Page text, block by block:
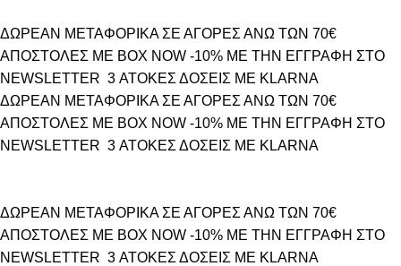
ΔΩΡΕΑΝ ΜΕΤΑΦΟΡΙΚΑ ΣΕ ΑΓΟΡΕΣ ΑΝΩ ΤΩΝ 70€
ΑΠΟΣΤΟΛΕΣ ΜΕ BOX NOW -10% ΜΕ ΤΗΝ ΕΓΓΡΑΦΗ ΣΤΟ
NEWSLETTER 3 ΑΤΟΚΕΣ ΔΟΣΕΙΣ ΜΕ KLARNA
ΔΩΡΕΑΝ ΜΕΤΑΦΟΡΙΚΑ ΣΕ ΑΓΟΡΕΣ ΑΝΩ ΤΩΝ 70€
ΑΠΟΣΤΟΛΕΣ ΜΕ BOX NOW -10% ΜΕ ΤΗΝ ΕΓΓΡΑΦΗ ΣΤΟ
NEWSLETTER 3 ΑΤΟΚΕΣ ΔΟΣΕΙΣ ΜΕ KLARNA
ΔΩΡΕΑΝ ΜΕΤΑΦΟΡΙΚΑ ΣΕ ΑΓΟΡΕΣ ΑΝΩ ΤΩΝ 70€
ΑΠΟΣΤΟΛΕΣ ΜΕ BOX NOW -10% ΜΕ ΤΗΝ ΕΓΓΡΑΦΗ ΣΤΟ
NEWSLETTER 3 ΑΤΟΚΕΣ ΔΟΣΕΙΣ ΜΕ KLARNA